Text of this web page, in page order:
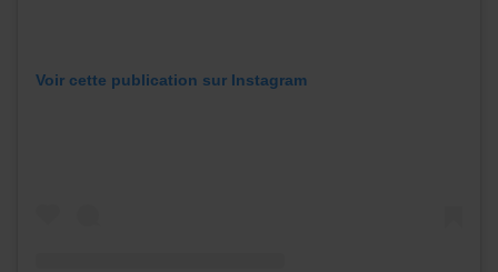
Voir cette publication sur Instagram